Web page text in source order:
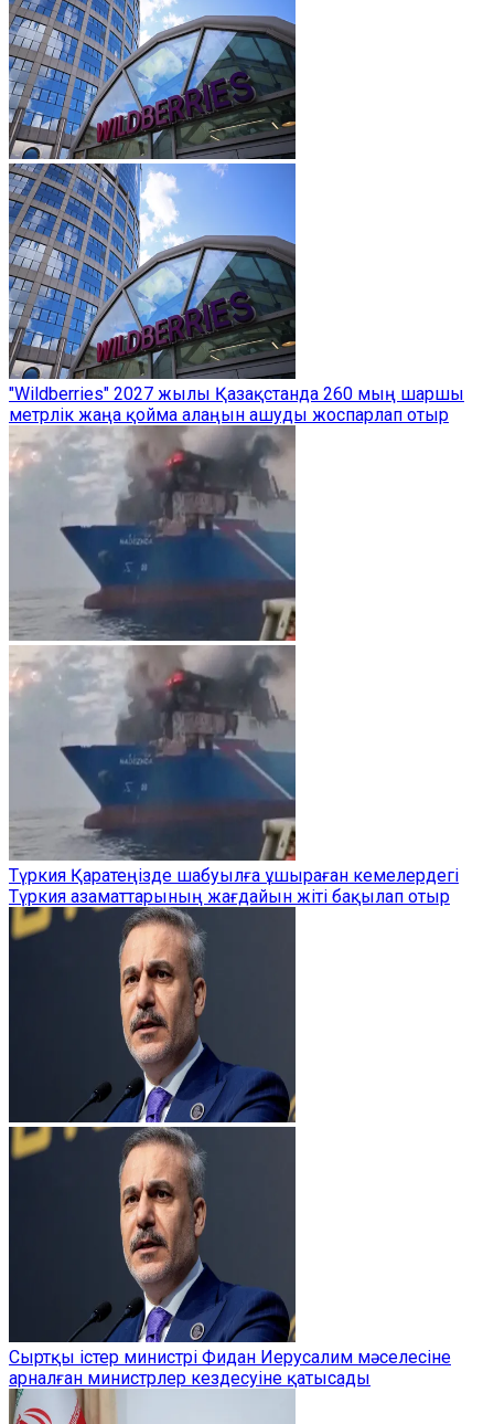
"Wildberries" 2027 жылы Қазақстанда 260 мың шаршы
метрлік жаңа қойма алаңын ашуды жоспарлап отыр
Түркия Қаратеңізде шабуылға ұшыраған кемелердегі
Түркия азаматтарының жағдайын жіті бақылап отыр
Сыртқы істер министрі Фидан Иерусалим мәселесіне
арналған министрлер кездесуіне қатысады